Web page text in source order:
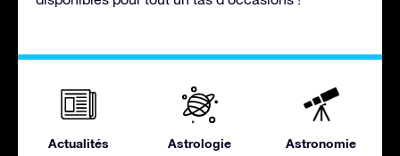
Actualités Astrologie Astronomie